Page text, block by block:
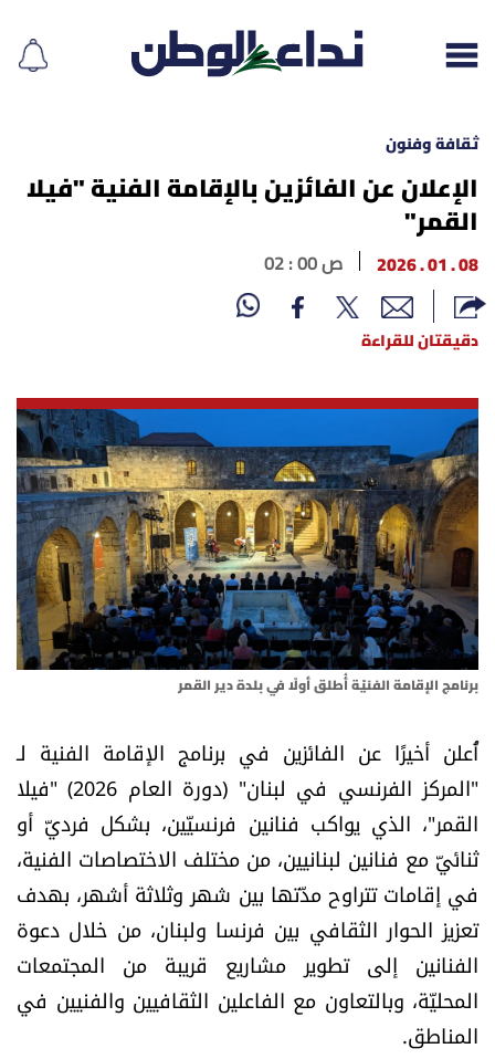
إقرأ الجريدة
لبنان
الغلاف
نداء اليوم
محليات
أسرار
متفرقات
نداء القرّاء
خاص الموقع
كتّابنا
تحت المجهر
آراء
اقتصاد
العالم
ثقافة وفنون
الإعلان عن الفائزين بالإقامة الفنية "فيلا
القمر"
08 . 01 . 2026 02 : 00 ص
دقيقتان للقراءة
برنامج الإقامة الفنيّة أُطلق أولًا في بلدة دير القمر
أُعلن أخيرًا عن الفائزين في برنامج الإقامة الفنية لـ
"المركز الفرنسي في لبنان" (دورة العام 2026) "فيلا
القمر"، الذي يواكب فنانين فرنسيّين، بشكل فرديّ أو
ثنائيّ مع فنانين لبنانيين، من مختلف الاختصاصات الفنية،
في إقامات تتراوح مدّتها بين شهر وثلاثة أشهر، بهدف
تعزيز الحوار الثقافي بين فرنسا ولبنان، من خلال دعوة
الفنانين إلى تطوير مشاريع قريبة من المجتمعات
المحليّة، وبالتعاون مع الفاعلين الثقافيين والفنيين في
المناطق.